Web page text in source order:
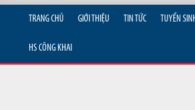
TRANG CHỦ GIỚI THIỆU TIN TỨC TUYỂN
HS CÔNG KHAI